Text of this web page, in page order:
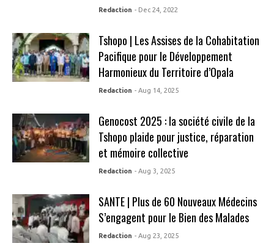
Redaction - Dec 24, 2022
Tshopo | Les Assises de la Cohabitation
Pacifique pour le Développement
Harmonieux du Territoire d’Opala
Redaction - Aug 14, 2025
Genocost 2025 : la société civile de la
Tshopo plaide pour justice, réparation
et mémoire collective
Redaction - Aug 3, 2025
SANTE | Plus de 60 Nouveaux Médecins
S’engagent pour le Bien des Malades
Redaction - Aug 23, 2025